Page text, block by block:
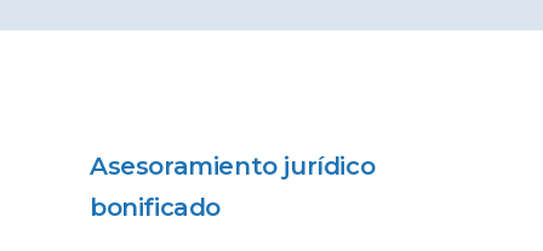
Asesoramiento jurídico
bonificado